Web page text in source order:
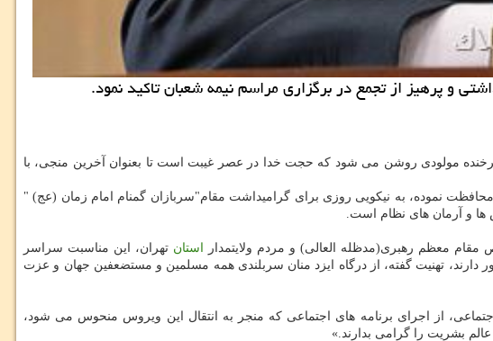
و پرهیز از تجمع در برگزاری مراسم نیمه شعبان تاکید نمود.
مولودی روشن می شود که حجت خدا در عصر غیبت است تا بعنوان آخرین منجی، با
نموده، به نیکویی روزی برای گرامیداشت مقام"سربازان گمنام امام زمان (عج) "
ها و آرمان های نظام است.
معظم رهبری(مدظله العالی) و مردم ولایتمدار استان تهران، این مناسبت سراسر
تهنیت گفته، از درگاه ایزد منان سربلندی همه مسلمین و مستضعفین جهان و عزت
از اجرای برنامه های اجتماعی که منجر به انتقال این ویروس منحوس می شود،
عالم بشریت را گرامی بدارند.»